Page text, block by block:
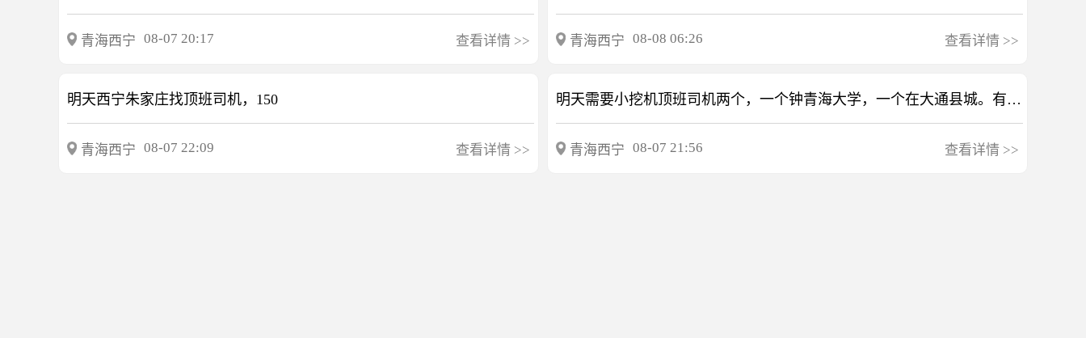
青海西宁 08-07 20:17 查看详情 >> 青海西宁 08-08 06:26 查看详情 >>
明天西宁朱家庄找顶班司机，150
青海西宁 08-07 22:09 查看详情 >>
明天需要小挖机顶班司机两个，一个钟青海大学，一个在大通县城。有闲着的联系
青海西宁 08-07 21:56 查看详情 >>